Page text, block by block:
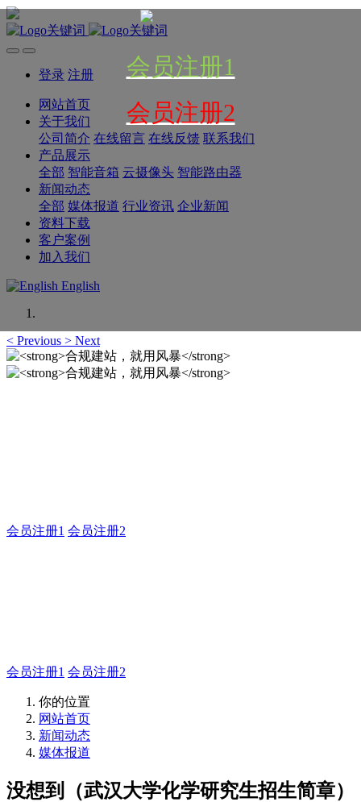
会员注册1
会员注册2
登录 注册
网站首页
关于我们
公司简介 在线留言 在线反馈 联系我们
产品展示
全部 智能音箱 云摄像头 智能路由器
新闻动态
全部 媒体报道 行业资讯 企业新闻
资料下载
客户案例
加入我们
English
< Previous > Next
会员注册1 会员注册2
会员注册1 会员注册2
你的位置
网站首页
新闻动态
媒体报道
没想到（武汉大学化学研究生招生简章）